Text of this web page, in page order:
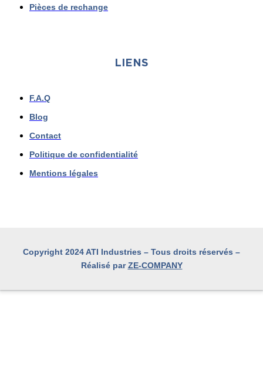
Pièces de rechange
LIENS
F.A.Q
Blog
Contact
Politique de confidentialité
Mentions légales
Copyright 2024 ATI Industries – Tous droits réservés –
Réalisé parZE-COMPANY